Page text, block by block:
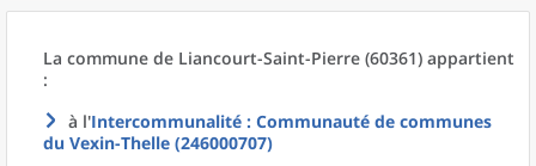
La commune de Liancourt-Saint-Pierre (60361) appartient
:
à l'Intercommunalité : Communauté de communes
du Vexin-Thelle (246000707)